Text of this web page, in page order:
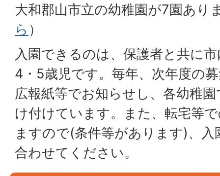
大和郡山市立の幼稚園が7園あり
ら ）
入園できるのは、保護者と共に
4・5歳児です。毎年、次年度の
広報紙等でお知らせし、各幼稚
け付けています。また、転宅等
ますので(条件等があります)、
合わせてください。